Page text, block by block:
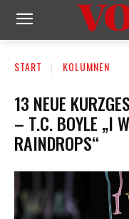
START KOLUMNEN
13 NEUE
– T.C. BOYLE „I
RAINDROPS“